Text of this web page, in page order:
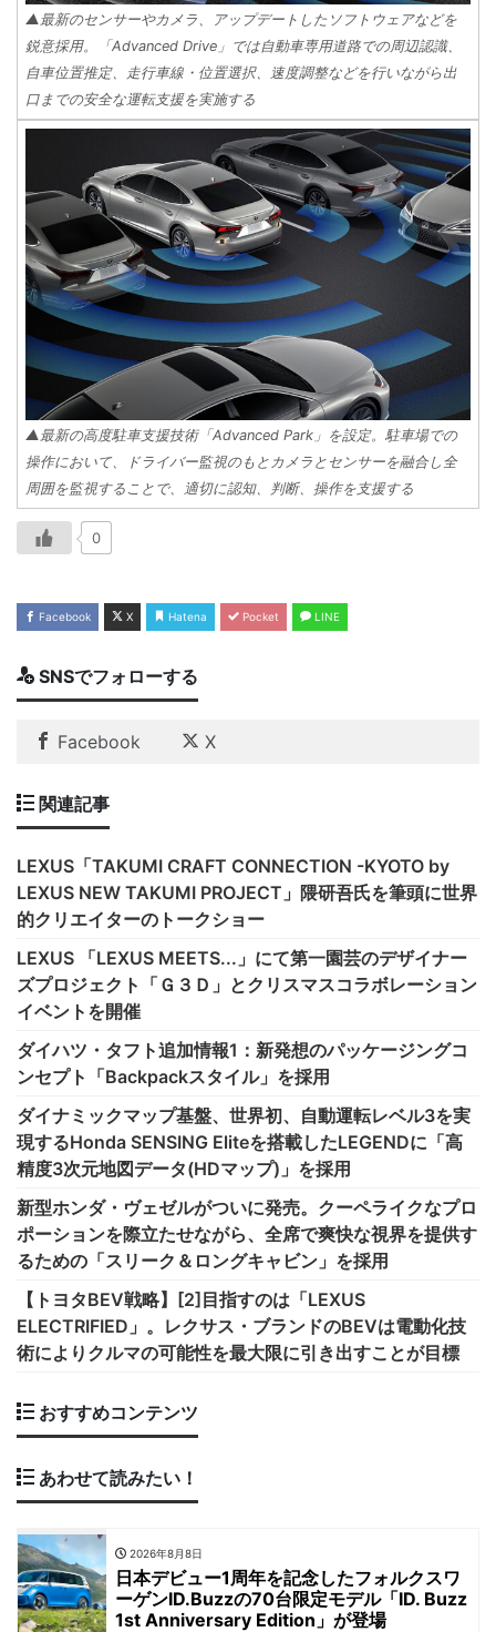
▲最新のセンサーやカメラ、アップデートしたソフトウェアなどを
鋭意採用。「Advanced Drive」では自動車専用道路での周辺認識、
自車位置推定、走行車線・位置選択、速度調整などを行いながら出
口までの安全な運転支援を実施する
▲最新の高度駐車支援技術「Advanced Park」を設定。駐車場での
操作において、ドライバー監視のもとカメラとセンサーを融合し全
周囲を監視することで、適切に認知、判断、操作を支援する
0
Facebook X Hatena Pocket LINE
SNSでフォローする
Facebook X
関連記事
LEXUS「TAKUMI CRAFT CONNECTION -KYOTO by
LEXUS NEW TAKUMI PROJECT」隈研吾氏を筆頭に世界
的クリエイターのトークショー
LEXUS 「LEXUS MEETS...」にて第一園芸のデザイナー
ズプロジェクト「Ｇ３Ｄ」とクリスマスコラボレーション
イベントを開催
ダイハツ・タフト追加情報1：新発想のパッケージングコ
ンセプト「Backpackスタイル」を採用
ダイナミックマップ基盤、世界初、自動運転レベル3を実
現するHonda SENSING Eliteを搭載したLEGENDに「高
精度3次元地図データ(HDマップ)」を採用
新型ホンダ・ヴェゼルがついに発売。クーペライクなプロ
ポーションを際立たせながら、全席で爽快な視界を提供す
るための「スリーク＆ロングキャビン」を採用
【トヨタBEV戦略】[2]目指すのは「LEXUS
ELECTRIFIED」。レクサス・ブランドのBEVは電動化技
術によりクルマの可能性を最大限に引き出すことが目標
おすすめコンテンツ
あわせて読みたい！
2026年8月8日
日本デビュー1周年を記念したフォルクスワ
ーゲンID.Buzzの70台限定モデル「ID. Buzz
1st Anniversary Edition」が登場